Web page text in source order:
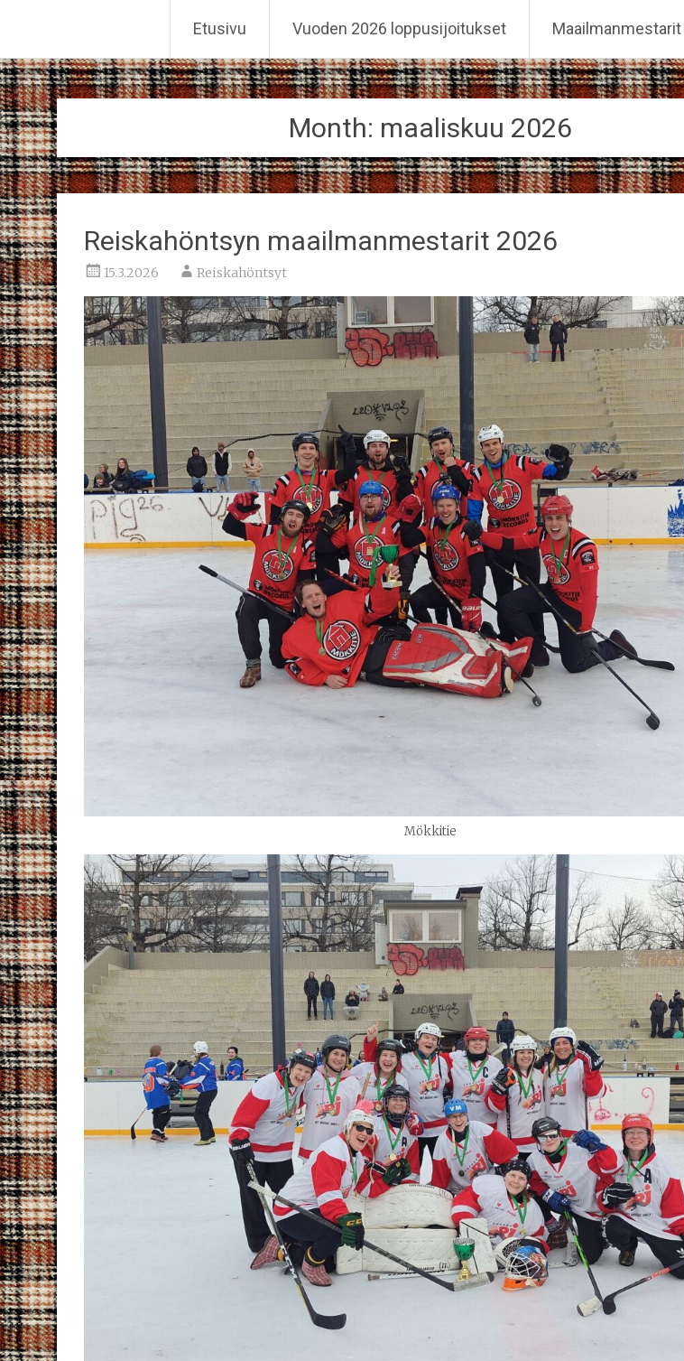
Skip
to
content
Reiskahöntsyn MM-kisat
Etusivu Vuoden 2026 loppusijoitukset Maailmanmestarit
Month: maaliskuu 2026
Reiskahöntsyn maailmanmestarit 2026
15.3.2026 Reiskahöntsyt
Mökkitie